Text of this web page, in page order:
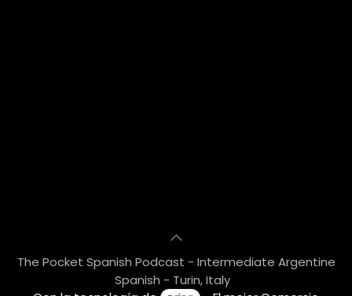
The Pocket Spanish Podcast - Intermediate Argentine
Spanish - Turin, Italy